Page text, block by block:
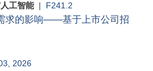
工智能| F241.2
求的影响——基于上市公司招
2026